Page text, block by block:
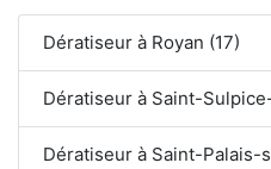
Dératiseur à Royan (17)
Dératiseur à Saint-
Dératiseur à Saint-Palais-